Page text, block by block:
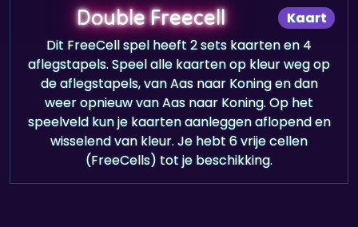
Kaart
Double Freecell
Dit FreeCell spel heeft 2 sets kaarten en 4
aflegstapels. Speel alle kaarten op kleur weg op
de aflegstapels, van Aas naar Koning en dan
weer opnieuw van Aas naar Koning. Op het
speelveld kun je kaarten aanleggen aflopend en
wisselend van kleur. Je hebt 6 vrije cellen
(FreeCells) tot je beschikking.